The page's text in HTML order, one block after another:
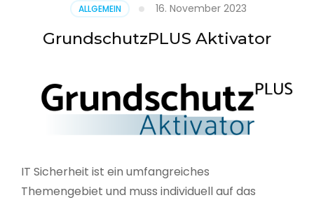
Schlacht
im
Netz
ALLGEMEIN 16. November 2023
GrundschutzPLUS Aktivator
IT Sicherheit ist ein umfangreiches
Themengebiet und muss individuell auf das